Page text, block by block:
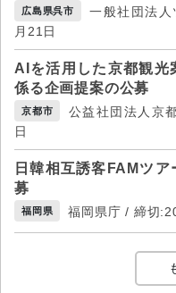
広島県呉市
一般社団法
月21日
AIを活用した京都観光
係る企画提案の公募
京都市
公益社団法人京
日
日韓相互誘客FAMツ
募
福岡県 福岡県庁 / 締切